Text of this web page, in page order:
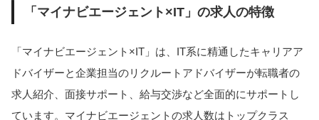
「マイナビエージェント×IT」の求人の特徴
「マイナビエージェント×IT」は、IT系に精通したキャリアア
ドバイザーと企業担当のリクルートアドバイザーが転職者の
求人紹介、面接サポート、給与交渉など全面的にサポートし
ています。マイナビエージェントの求人数はトップクラス